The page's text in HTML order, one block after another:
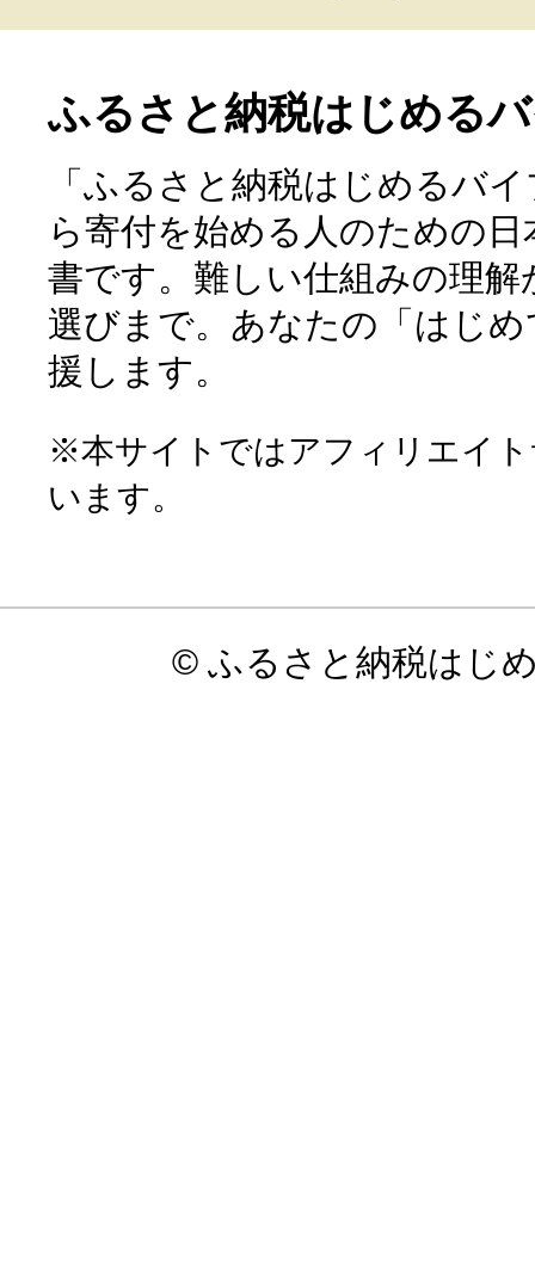
ふるさと納税はじめる
「ふるさと納税はじめるバ
ら寄付を始める人のための
書です。難しい仕組みの理
選びまで。あなたの「はじ
援します。
※本サイトではアフィリエイ
います。
© ふるさと納税はじ